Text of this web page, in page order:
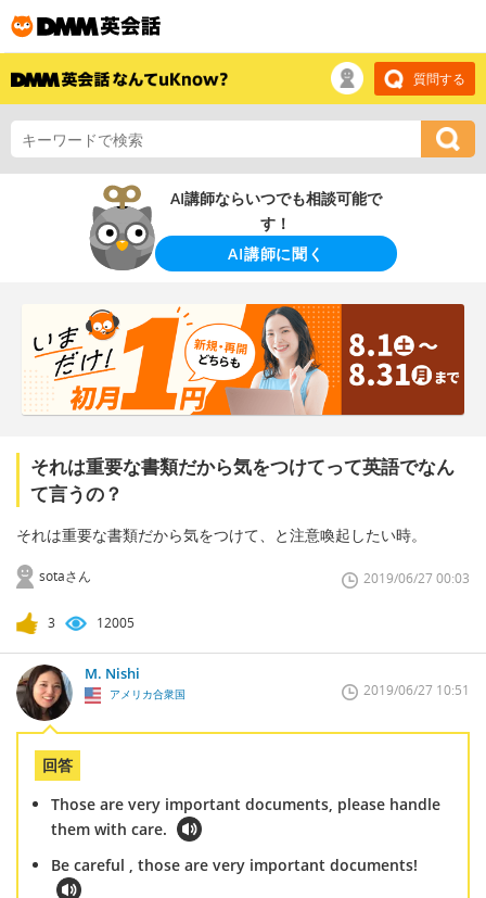
質問する
AI講師ならいつでも相談可能で
す！
AI講師に聞く
それは重要な書類だから気をつけてって英語でなん
て言うの？
それは重要な書類だから気をつけて、と注意喚起したい時。
sotaさん 2019/06/27 00:03
3 12005
M. Nishi
アメリカ合衆国 2019/06/27 10:51
回答
Those are very important documents, please handle
them with care.
Be careful , those are very important documents!